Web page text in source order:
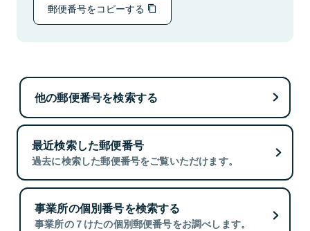
郵便番号をコピーする
他の郵便番号を検索する
最近検索した郵便番号
過去に検索した郵便番号をご覧いただけます。
事業所の個別番号を検索する
事業所の７けたの個別郵便番号をお調べします。